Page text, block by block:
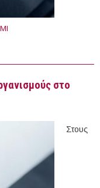
European University of Cyprus
στο
Στους